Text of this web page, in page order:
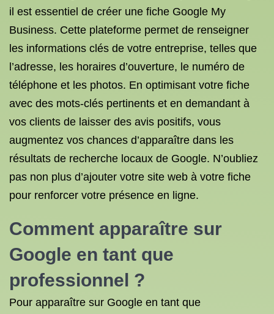
il est essentiel de créer une fiche Google My
Business. Cette plateforme permet de renseigner
les informations clés de votre entreprise, telles que
l’adresse, les horaires d’ouverture, le numéro de
téléphone et les photos. En optimisant votre fiche
avec des mots-clés pertinents et en demandant à
vos clients de laisser des avis positifs, vous
augmentez vos chances d’apparaître dans les
résultats de recherche locaux de Google. N’oubliez
pas non plus d’ajouter votre site web à votre fiche
pour renforcer votre présence en ligne.
Comment apparaître sur
Google en tant que
professionnel ?
Pour apparaître sur Google en tant que